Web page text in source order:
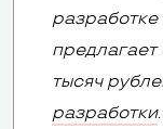
разработке
тысяч
разработки.